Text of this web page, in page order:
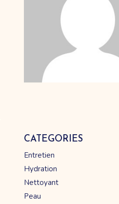
CATEGORIES
Entretien
Hydration
Nettoyant
Peau